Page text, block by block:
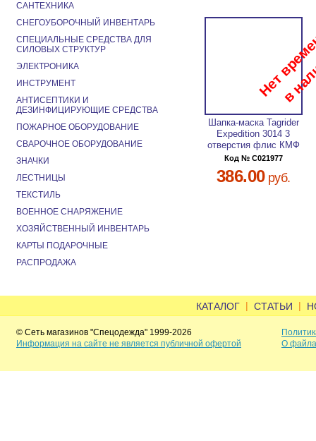
Шапка-маска Tagrider
Expedition 3014 3
отверстия флис КМФ
Код № C021977
386.00руб.
САНТЕХНИКА
СНЕГОУБОРОЧНЫЙ ИНВЕНТАРЬ
СПЕЦИАЛЬНЫЕ СРЕДСТВА ДЛЯ
СИЛОВЫХ СТРУКТУР
ЭЛЕКТРОНИКА
ИНСТРУМЕНТ
АНТИСЕПТИКИ И
ДЕЗИНФИЦИРУЮЩИЕ СРЕДСТВА
ПОЖАРНОЕ ОБОРУДОВАНИЕ
СВАРОЧНОЕ ОБОРУДОВАНИЕ
ЗНАЧКИ
ЛЕСТНИЦЫ
ТЕКСТИЛЬ
ВОЕННОЕ СНАРЯЖЕНИЕ
ХОЗЯЙСТВЕННЫЙ ИНВЕНТАРЬ
КАРТЫ ПОДАРОЧНЫЕ
РАСПРОДАЖА
КАТАЛОГ | СТАТЬИ |
© Сеть магазинов "Спецодежда" 1999-2026
Информация на сайте не является публичной офертой
О